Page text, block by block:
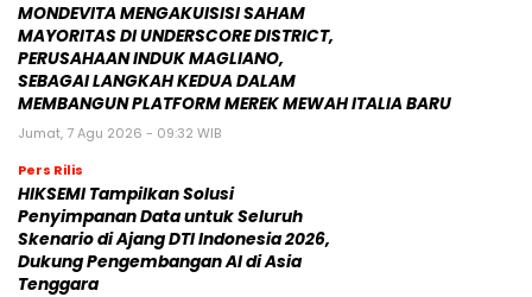
MONDEVITA MENGAKUISISI SAHAM
MAYORITAS DI UNDERSCORE DISTRICT,
PERUSAHAAN INDUK MAGLIANO,
SEBAGAI LANGKAH KEDUA DALAM
MEMBANGUN PLATFORM MEREK MEWAH ITALIA BARU
Jumat, 7 Agu 2026 - 09:32 WIB
Pers Rilis
HIKSEMI Tampilkan Solusi
Penyimpanan Data untuk Seluruh
Skenario di Ajang DTI Indonesia 2026,
Dukung Pengembangan AI di Asia
Tenggara